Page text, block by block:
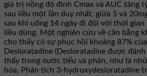
giá trị nồng độ đỉnh Cmax và AUC tăng
sau liều một lần duy nhất, giữa 5 và
sau khi uống 14 ngày đi đôi với thời gian
liều dùng. Một nghiên cứu về cân bằng
cho thấy có sự phục hồi khoảng 87%
Desloratadine (Desloratadine được
thấy trong nước tiểu và phân, như là
hóa. Phân tích 3-hydroxydesloratadine